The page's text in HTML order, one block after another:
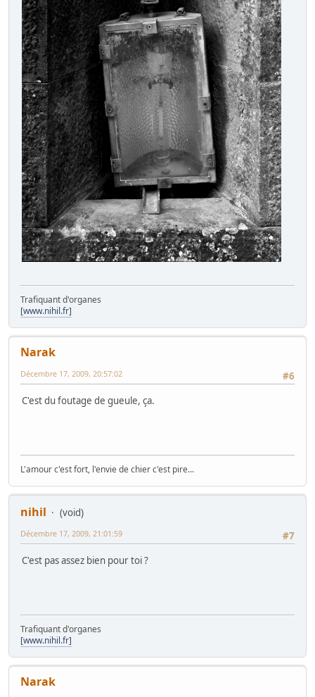
Trafiquant d'organes
[www.nihil.fr]
Narak
#6
Décembre 17, 2009, 20:57:02
C'est du foutage de gueule, ça.
L'amour c'est fort, l'envie de chier c'est pire...
nihil
(void)
#7
Décembre 17, 2009, 21:01:59
C'est pas assez bien pour toi ?
Trafiquant d'organes
[www.nihil.fr]
Narak